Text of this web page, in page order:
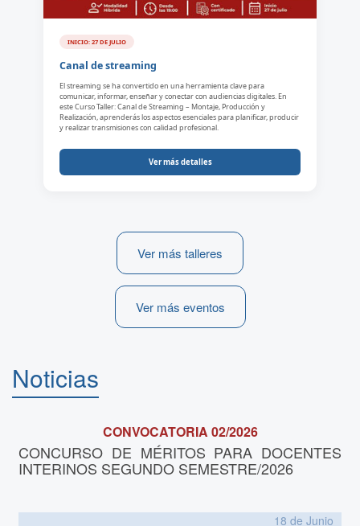
INICIO: 27 DE JULIO
Canal de streaming
El streaming se ha convertido en una herramienta clave para
comunicar, informar, enseñar y conectar con audiencias digitales. En
este Curso Taller: Canal de Streaming – Montaje, Producción y
Realización, aprenderás los aspectos esenciales para planificar, producir
y realizar transmisiones con calidad profesional.
Ver más detalles
Ver más talleres
Ver más eventos
Noticias
CONVOCATORIA 02/2026
CONCURSO DE MÉRITOS PARA DOCENTES
INTERINOS SEGUNDO SEMESTRE/2026
18 de Junio